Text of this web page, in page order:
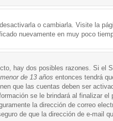
o cambiarla. Visite la
nuevamente en muy poco
hay dos posibles razones. Si el
de 13 años entonces tendrá
que las cuentas deben ser
se le brindará al finalizar el
la dirección de correo
de que la dirección de e-mail